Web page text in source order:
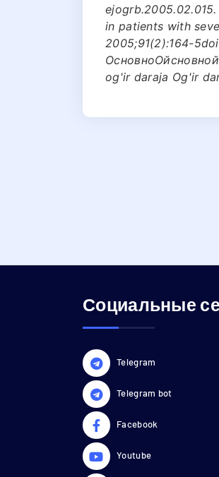
in patients with
2005;91(2):164-
og'ir daraja Оg'ir
Социальные
Telegram
Telegram bot
Facebook
Youtube